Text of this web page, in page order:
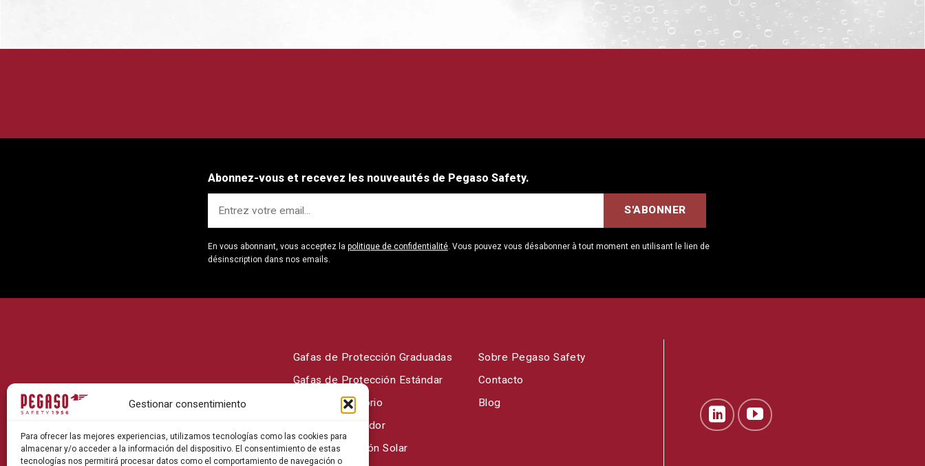
Gestionar consentimiento
Para ofrecer las mejores experiencias, utilizamos tecnologías como las cookies para
almacenar y/o acceder a la información del dispositivo. El consentimiento de estas
tecnologías nos permitirá procesar datos como el comportamiento de navegación o
Abonnez-vous et recevez les nouveautés de Pegaso Safety.
En vous abonnant, vous acceptez la politique de confidentialité. Vous pouvez vous désabonner à tout moment en utilisant le lien de
désinscription dans nos emails.
Gafas de Protección Graduadas
Gafas de Protección Estándar
Gafas Laboratorio
Gafas de Soldador
Gafas Protección Solar
Sobre Pegaso Safety
Contacto
Blog